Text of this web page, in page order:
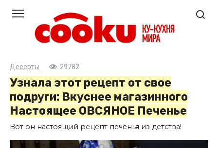
контенту
Десерты 29782
Узнала этот рецепт от свое
подруги: Вкуснее магазинного
Настоящее ОВСЯНОЕ Печенье
Вот он настоящий рецепт печенья из детства!